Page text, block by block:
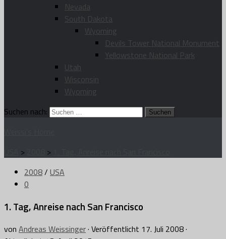
Nevada
South Dakota
Wyoming
Devils Tower National Monument
Yellowstone National Park
Utah
Wisconsin
Wyoming
Suchen nach:
> >
2008/ USA
0
1. Tag, Anreise nach San Francisco
von Andreas Weissinger· Veröffentlicht 17. Juli 2008·